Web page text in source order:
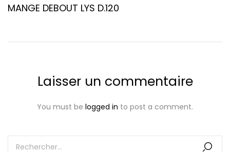
MANGE DEBOUT LYS D.120
Laisser un commentaire
You must be logged in to post a comment.